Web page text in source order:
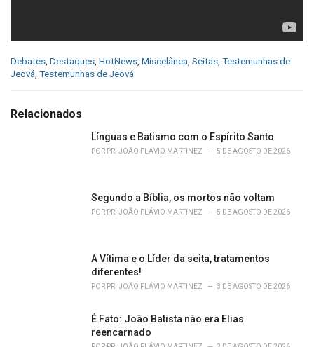
C
a
g
Debates Destaques HotNews Miscelânea Seitas Testemunhas de
Jeová Testemunhas de Jeová
Relacionados
Línguas e Batismo com o Espírito Santo
POR PR. JOÃO FLÁVIO MARTINEZ 5 DE AGOSTO DE 2026
Segundo a Bíblia, os mortos não voltam
POR PR. JOÃO FLÁVIO MARTINEZ 5 DE AGOSTO DE 2026
A Vítima e o Líder da seita, tratamentos
diferentes!
POR PR. JOÃO FLÁVIO MARTINEZ 3 DE AGOSTO DE 2026
É Fato: João Batista não era Elias
reencarnado